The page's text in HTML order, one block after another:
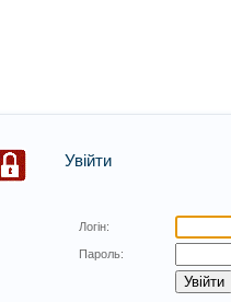
Увійти
Логін:
Пароль: